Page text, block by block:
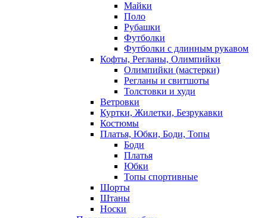
Майки
Поло
Рубашки
Футболки
Футболки с длинным рукавом
Кофты, Регланы, Олимпийки
Олимпийки (мастерки)
Регланы и свитшоты
Толстовки и худи
Ветровки
Куртки, Жилетки, Безрукавки
Костюмы
Платья, Юбки, Боди, Топы
Боди
Платья
Юбки
Топы спортивные
Шорты
Штаны
Носки